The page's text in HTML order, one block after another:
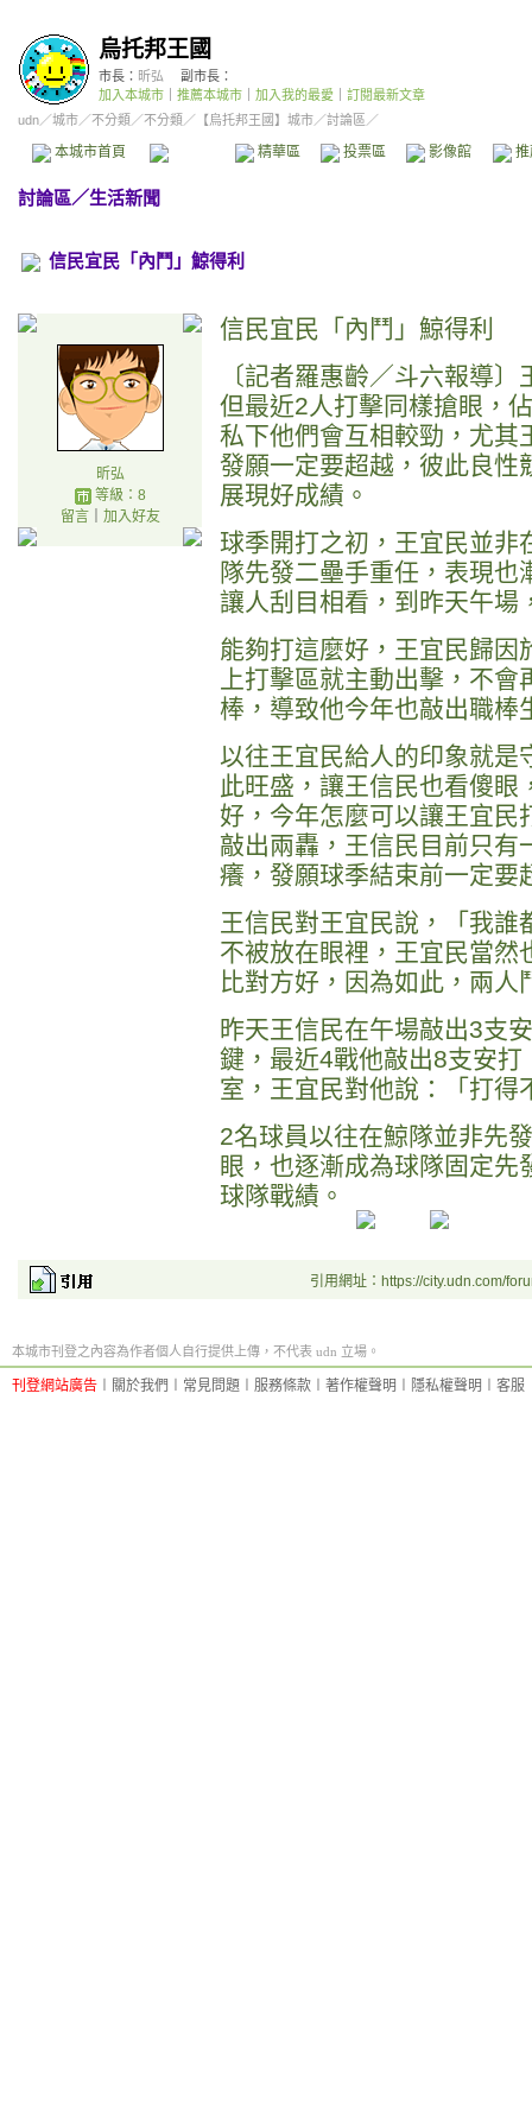
烏托邦王國
市長： 昕弘
副市長：
加入本城市
推薦本城市 加入我的最愛
訂閱最新文章
udn／城市／不分類 ／不分類 ／ 【烏托邦王國】城市／討論區／
本城市首頁 精華區 投票區 影像館
討論區／生活新聞
信民宜民「內鬥」鯨得利
昕弘
等級：8
留言｜ 加入好友
信民宜民「內鬥」鯨得利
〔記者羅惠齡／斗六報導
但最近2人打擊同樣搶眼，
私下他們會互相較勁，尤其
發願一定要超越，彼此良性
展現好成績。
球季開打之初，王宜民並非
隊先發二壘手重任，表現
讓人刮目相看，到昨天午場
能夠打這麼好，王宜民歸因
上打擊區就主動出擊，不
棒，導致他今年也敲出職棒
以往王宜民給人的印象就是
此旺盛，讓王信民也看傻眼
好，今年怎麼可以讓王宜民
敲出兩轟，王信民目前只有
癢，發願球季結束前一定要
王信民對王宜民說，「我誰
不被放在眼裡，王宜民當然
比對方好，因為如此，兩
昨天王信民在午場敲出3支
鍵，最近4戰他敲出8支安
室，王宜民對他說：「打得
2名球員以往在鯨隊並非先
眼，也逐漸成為球隊固定
球隊戰績。
引用網址：https://city.udn.com/
本城市刊登之內容為作者個人自行提供上傳，不代表 udn 立場。
刊登網站廣告 關於我們 常見問題 服務條款 著作權聲明 隱私權聲明 客服